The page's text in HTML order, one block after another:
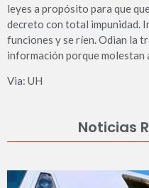
leyes a propósito para que
decreto con total impunidad.
funciones y se ríen. Odian la
información porque molestan
Via: UH
Noticias